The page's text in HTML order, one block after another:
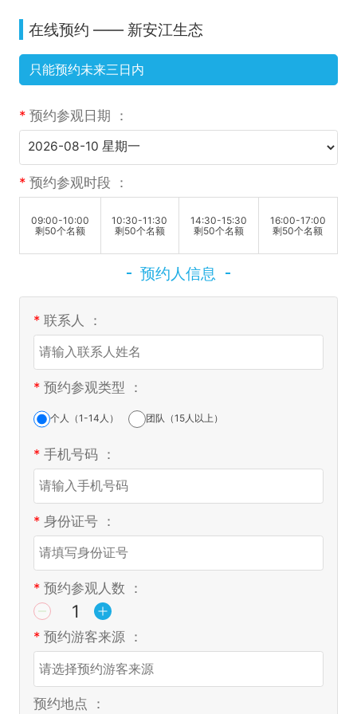
在线预约 —— 新安江生态
只能预约未来三日内
*预约参观日期 ：
*预约参观时段 ：
09:00-10:00
剩50个名额
10:30-11:30
剩50个名额
14:30-15:30
剩50个名额
16:00-17:00
剩50个名额
预约人信息
*联系人 ：
*预约参观类型 ：
个人（1-14人） 团队（15人以上）
*手机号码 ：
*身份证号 ：
*预约参观人数 ：
*预约游客来源 ：
预约地点 ：